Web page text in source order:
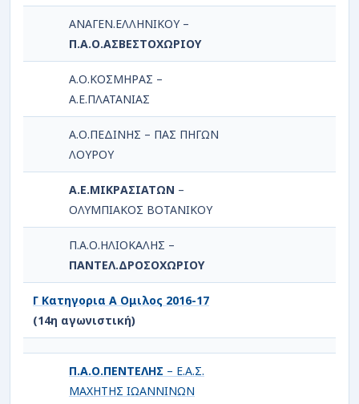
ΑΝΑΓΕΝ.ΕΛΛΗΝΙΚΟΥ –
Π.Α.Ο.ΑΣΒΕΣΤΟΧΩΡΙΟΥ
Α.Ο.ΚΟΣΜΗΡΑΣ –
Α.Ε.ΠΛΑΤΑΝΙΑΣ
Α.Ο.ΠΕΔΙΝΗΣ – ΠΑΣ ΠΗΓΩΝ
ΛΟΥΡOY
Α.Ε.ΜΙΚΡΑΣΙΑΤΩΝ –
ΟΛΥΜΠΙΑΚΟΣ ΒΟΤΑΝΙΚΟΥ
Π.Α.Ο.ΗΛΙΟΚΑΛΗΣ –
ΠΑΝΤΕΛ.ΔΡΟΣΟΧΩΡΙΟΥ
Γ Κατηγορια Α Ομιλος 2016-17
(14η αγωνιστική)
Π.Α.Ο.ΠΕΝΤΕΛΗΣ – Ε.Α.Σ.
ΜΑΧΗΤΗΣ ΙΩΑΝΝΙΝΩΝ